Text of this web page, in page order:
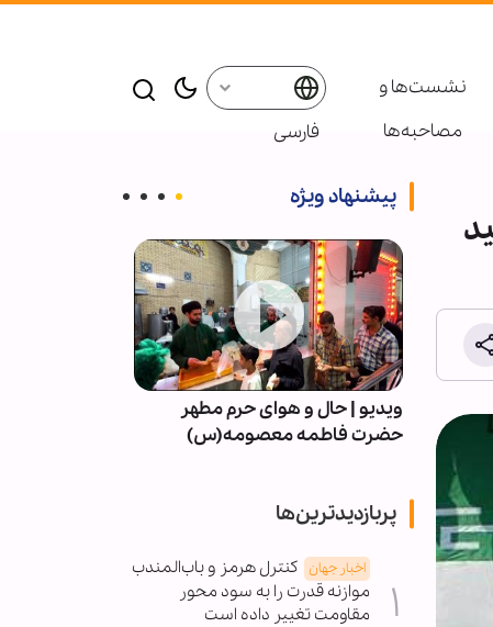
نشست‌ها و
مصاحبه‌ها
فارسی
پیشنهاد ویژه
|
ویدیو | حال و هوای حرم مطهر
حضرت فاطمه معصومه(س)
پربازدیدترین‌ها
اخبار جهان کنترل هرمز و باب‌المندب
موازنه قدرت را به سود محور
مقاومت تغییر داده است